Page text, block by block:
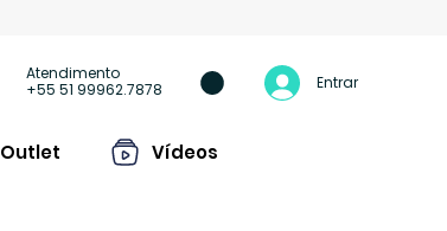
Atendimento
+55 51 99962.7878
Entrar
Outlet Vídeos